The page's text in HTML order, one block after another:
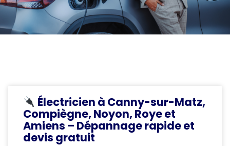
Électricien à Canny-sur-Matz,
Compiègne, Noyon, Roye et
Amiens – Dépannage rapide et
devis gratuit